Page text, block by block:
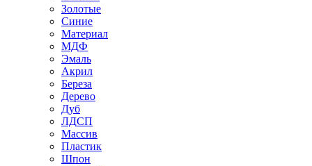
Золотые
Синие
Материал
МДФ
Эмаль
Акрил
Береза
Дерево
Дуб
ЛДСП
Массив
Пластик
Шпон